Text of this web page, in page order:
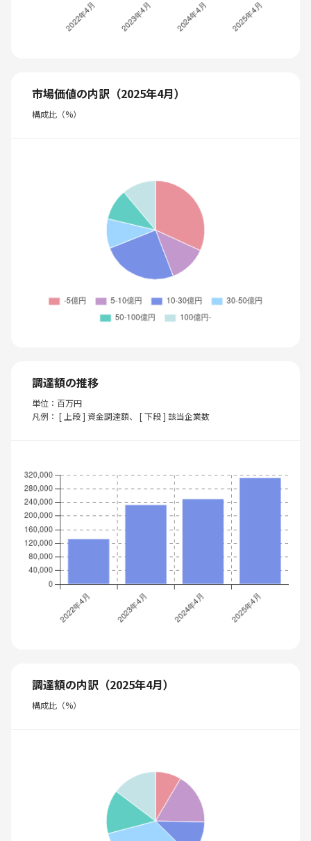
市場価値の内訳（2025年4月）
構成比（%）
調達額の推移
単位：百万円
凡例： [ 上段 ] 資金調達額、 [ 下段 ] 該当企業数
調達額の内訳（2025年4月）
構成比（%）